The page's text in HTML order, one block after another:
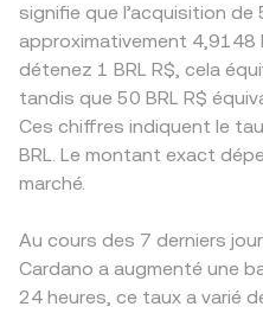
signifie que l’acquisition
approximativement 4,9148
détenez 1 BRL R$, cela
tandis que 50 BRL R$
Ces chiffres indiquent le
BRL. Le montant exact
marché.
Au cours des 7 derniers
Cardano a augmenté une
24 heures, ce taux a varié